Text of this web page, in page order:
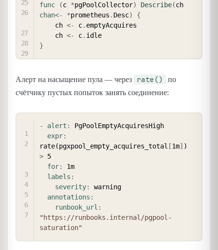
func (c *pgPoolCollector) Describe(
chan<- *prometheus . Desc)
{
    ch
<- c. emptyAcquires
    ch
<- c.
}
Алерт на насыщение пула — через rate()
по
счётчику пустых попыток занять соединение:
- alert :
PgPoolEmptyAcquiresHigh
expr:
rate(pgxpool_empty_acquires_total [1m]
> 5
for:
1m
labels :
severity:
warning
annotations :
runbook_url :
"https://runbooks.internal/pgpool-
saturation"